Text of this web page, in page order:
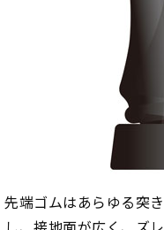
先端ゴムはあらゆる突